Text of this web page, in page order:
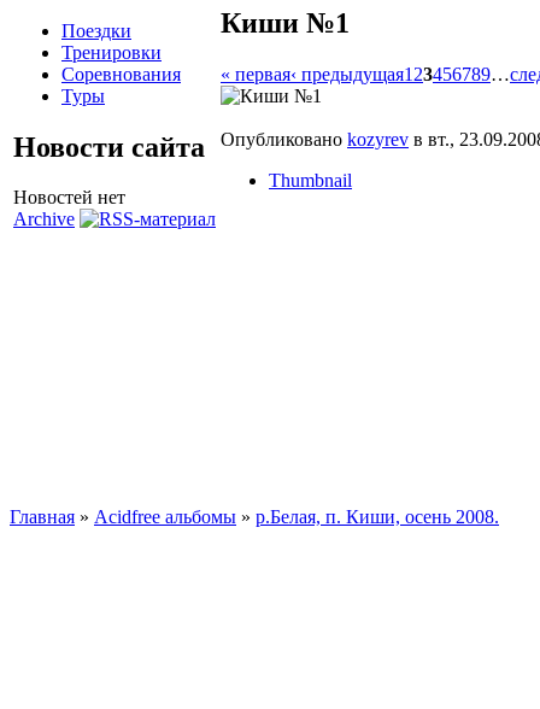
Поездки
Тренировки
Соревнования
Туры
Новости сайта
Новостей нет
Archive
Киши №1
« первая‹ предыдущая1 23456789…
Опубликовано kozyrev в вт.,
Thumbnail
Главная » Acidfree альбомы » р.Белая, п. Киши, осень 2008.